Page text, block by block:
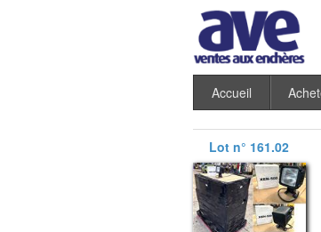
Accueil
Lot n° 161.02